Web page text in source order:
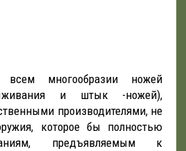
всем многообразии ножей
и штык -ножей),
производителями, не
которое бы полностью
предъявляемым к